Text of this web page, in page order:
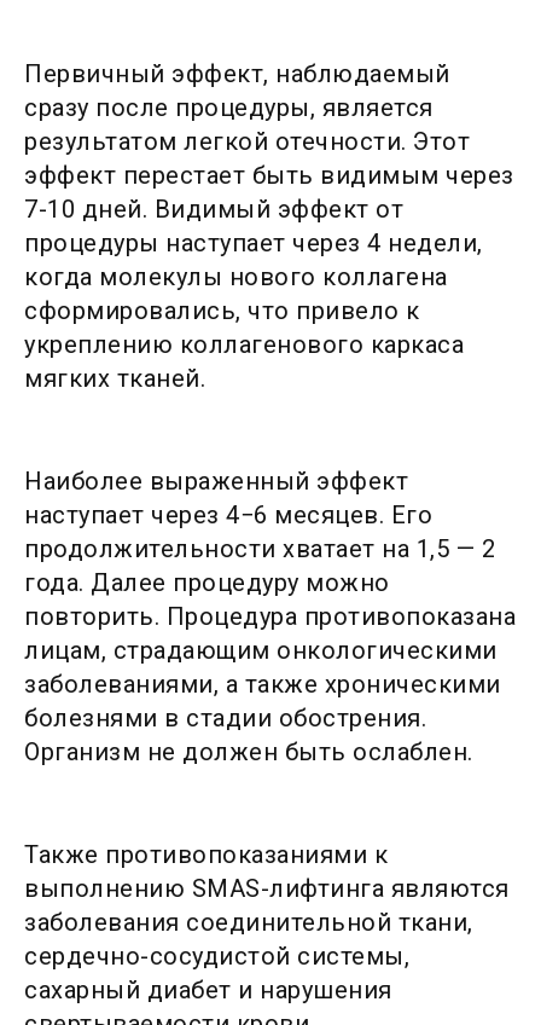
Первичный эффект, наблюдаемый
сразу после процедуры, является
результатом легкой отечности. Этот
эффект перестает быть видимым через
7-10 дней. Видимый эффект от
процедуры наступает через 4 недели,
когда молекулы нового коллагена
сформировались, что привело к
укреплению коллагенового каркаса
мягких тканей.
Наиболее выраженный эффект
наступает через 4−6 месяцев. Его
продолжительности хватает на 1,5 — 2
года. Далее процедуру можно
повторить. Процедура противопоказана
лицам, страдающим онкологическими
заболеваниями, а также хроническими
болезнями в стадии обострения.
Организм не должен быть ослаблен.
Также противопоказаниями к
выполнению SMAS-лифтинга являются
заболевания соединительной ткани,
сердечно-сосудистой системы,
сахарный диабет и нарушения